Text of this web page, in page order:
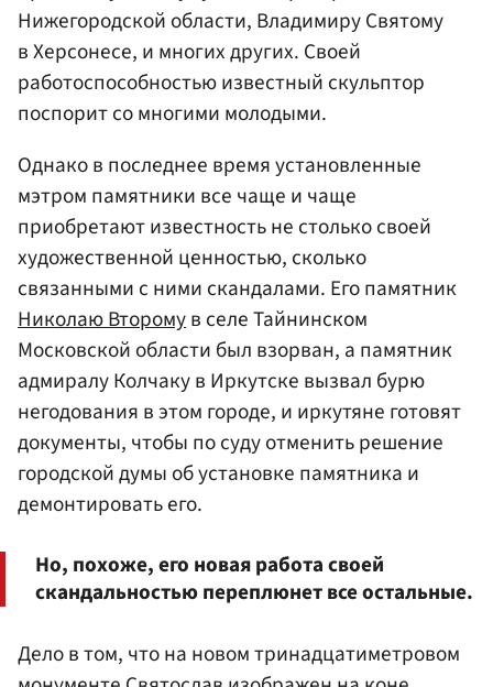
Нижегородской области, Владимиру Святому
в Херсонесе, и многих других. Своей
работоспособностью известный скульптор
поспорит со многими молодыми.
Однако в последнее время установленные
мэтром памятники все чаще и чаще
приобретают известность не столько своей
художественной ценностью, сколько
связанными с ними скандалами. Его памятник
Николаю Второмув селе Тайнинском
Московской области был взорван, а памятник
адмиралу Колчаку в Иркутске вызвал бурю
негодования в этом городе, и иркутяне готовят
документы, чтобы по суду отменить решение
городской думы об установке памятника и
демонтировать его.
Но, похоже, его новая работа своей
скандальностью переплюнет все остальные.
Дело в том, что на новом тринадцатиметровом